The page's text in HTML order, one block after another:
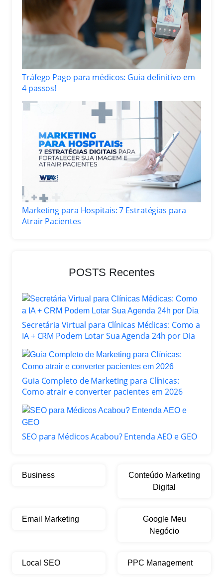
Tráfego Pago para médicos: Guia definitivo em
4 passos!
Marketing para Hospitais: 7 Estratégias para
Atrair Pacientes
POSTS Recentes
Secretária Virtual para Clínicas Médicas: Como a
IA + CRM Podem Lotar Sua Agenda 24h por Dia
Guia Completo de Marketing para Clínicas:
Como atrair e converter pacientes em 2026
SEO para Médicos Acabou? Entenda AEO e GEO
Business
Conteúdo Marketing
Digital
Email Marketing
Google Meu
Negócio
Local SEO PPC Management